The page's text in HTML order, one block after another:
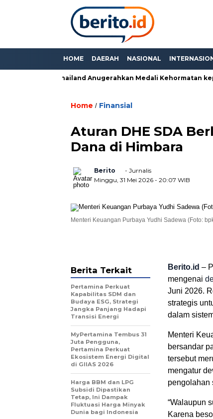
HOME DAERAH NASIONAL
PM Thailand Anugerahkan Medali Kehormatan kepada
Home / Finansial
Aturan DHE SDA
Dana di Himbara
Berito
- Jurnalis
Minggu, 31 Mei 2026 - 20:07 WIB
Menteri Keuangan Purbaya Yudhi Sadewa (Foto:
Berito.id –
mengenai
Juni 2026.
strategis
dalam
Menteri
bersandar
tersebut
mengatur
pengolahan
“Walaupun
Karena
Berita Terkait
Pertamina Perkuat
Kapabilitas SDM dan
Budaya ESG, Strategi
Jangka Panjang Hadapi
Transisi Energi
MyPertamina Tembus 31
Juta Pengguna,
Pertamina Perkuat
Ekosistem Energi Digital
di GIIAS 2026
Harga BBM dan LPG
Subsidi Dipastikan
Tetap, Ini Dampak
Fluktuasi Harga Minyak
Dunia bagi Indonesia